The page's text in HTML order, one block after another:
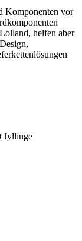
Komponenten vor
helfen aber
Jyllinge